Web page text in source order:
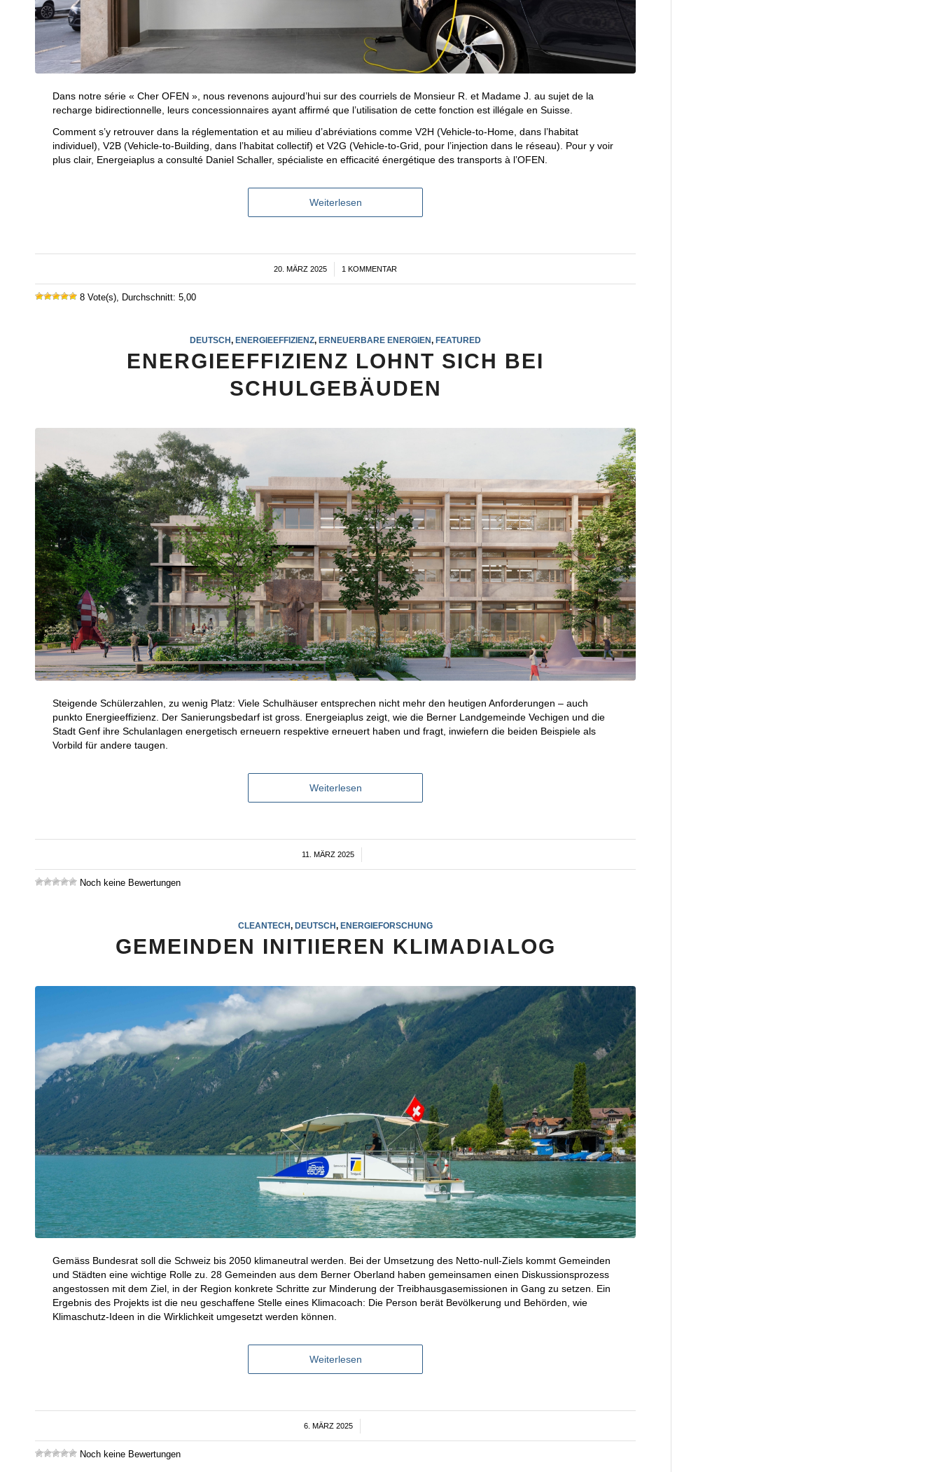
Dans notre série « Cher OFEN », nous revenons aujourd’hui sur des courriels de Monsieur R. et Madame J. au sujet de la
recharge bidirectionnelle, leurs concessionnaires ayant affirmé que l’utilisation de cette fonction est illégale en Suisse.
Comment s’y retrouver dans la réglementation et au milieu d’abréviations comme V2H (Vehicle-to-Home, dans l’habitat
individuel), V2B (Vehicle-to-Building, dans l’habitat collectif) et V2G (Vehicle-to-Grid, pour l’injection dans le réseau). Pour y voir
plus clair, Energeiaplus a consulté Daniel Schaller, spécialiste en efficacité énergétique des transports à l’OFEN.
Weiterlesen
20. MÄRZ 2025
/ 1 KOMMENTAR
8 Vote(s), Durchschnitt: 5,00
DEUTSCH, ENERGIEEFFIZIENZ, ERNEUERBARE ENERGIEN, FEATURED
ENERGIEEFFIZIENZ LOHNT SICH BEI
SCHULGEBÄUDEN
Steigende Schülerzahlen, zu wenig Platz: Viele Schulhäuser entsprechen nicht mehr den heutigen Anforderungen – auch
punkto Energieeffizienz. Der Sanierungsbedarf ist gross. Energeiaplus zeigt, wie die Berner Landgemeinde Vechigen und die
Stadt Genf ihre Schulanlagen energetisch erneuern respektive erneuert haben und fragt, inwiefern die beiden Beispiele als
Vorbild für andere taugen.
Weiterlesen
11. MÄRZ 2025
/
Noch keine Bewertungen
CLEANTECH,DEUTSCH,ENERGIEFORSCHUNG
GEMEINDEN INITIIEREN KLIMADIALOG
Gemäss Bundesrat soll die Schweiz bis 2050 klimaneutral werden. Bei der Umsetzung des Netto-null-Ziels kommt Gemeinden
und Städten eine wichtige Rolle zu. 28 Gemeinden aus dem Berner Oberland haben gemeinsamen einen Diskussionsprozess
angestossen mit dem Ziel, in der Region konkrete Schritte zur Minderung der Treibhausgasemissionen in Gang zu setzen. Ein
Ergebnis des Projekts ist die neu geschaffene Stelle eines Klimacoach: Die Person berät Bevölkerung und Behörden, wie
Klimaschutz-Ideen in die Wirklichkeit umgesetzt werden können.
Weiterlesen
6. MÄRZ 2025
/
Noch keine Bewertungen